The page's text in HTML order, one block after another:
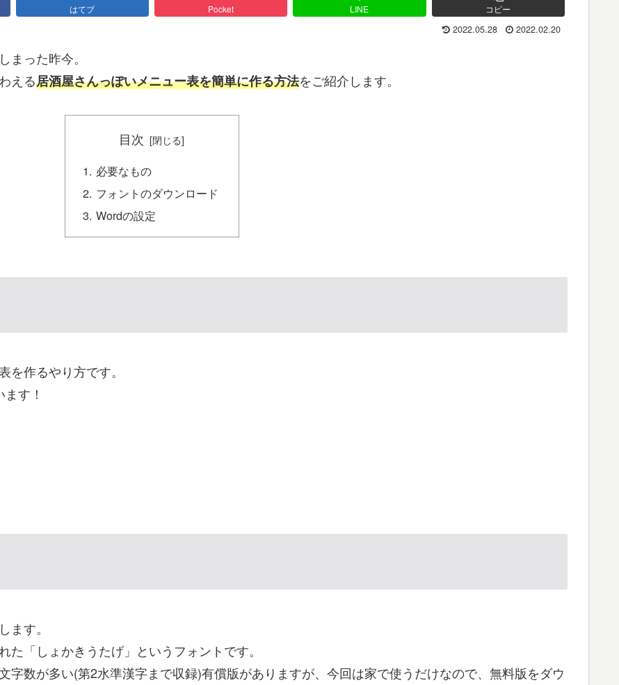
はてブ Pocket LINE コピー
2022.05.28 2022.02.20
まった昨今。
える居酒屋さんっぽいメニュー表を簡単に作る方法をご紹介します。
目次
必要なもの
フォントのダウンロード
Wordの設定
作るやり方です。
す！
ます。
「しょかきうたげ」というフォントです。
字数が多い(第2水準漢字まで収録)有償版がありますが、今回は家で使うだけなので、無料版をダウ